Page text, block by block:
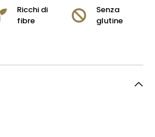
Ricchi di
fibre
Senza
glutine